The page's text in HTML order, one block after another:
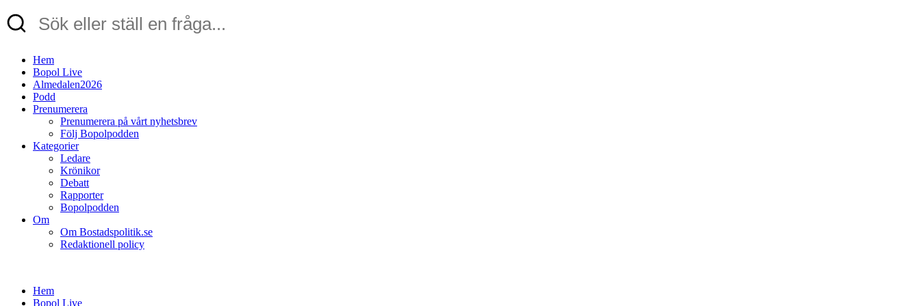
Hem
Bopol Live
Almedalen2026
Podd
Prenumerera
Prenumerera på vårt nyhetsbrev
Följ Bopolpodden
Kategorier
Ledare
Krönikor
Debatt
Rapporter
Bopolpodden
Om
Om Bostadspolitik.se
Redaktionell policy
Hem
Bopol Live